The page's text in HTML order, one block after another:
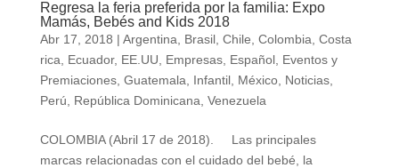
Regresa la feria preferida por la familia: Expo
Mamás, Bebés and Kids 2018
Abr 17, 2018 | Argentina Brasil, Chile Colombia Costa
rica
Ecuador, EE.UU Empresas, Español, Eventos y
Premiaciones, Guatemala Infantil, México, Noticias,
Perú
República Dominicana Venezuela
COLOMBIA (Abril 17 de 2018). Las principales
marcas relacionadas con el cuidado del bebé, la